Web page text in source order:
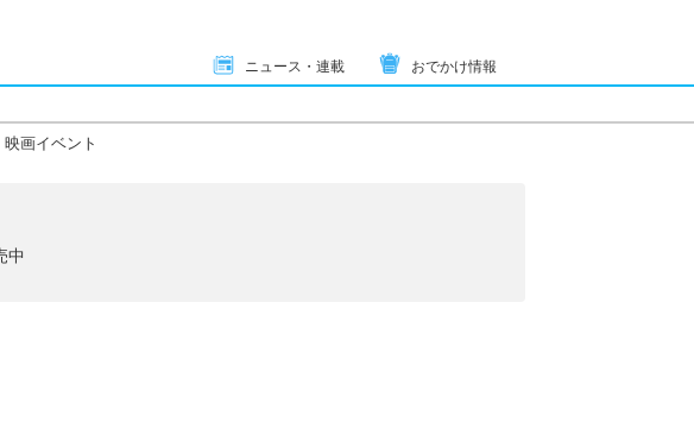
ニュース・連載 おでかけ情報
映画イベント
中